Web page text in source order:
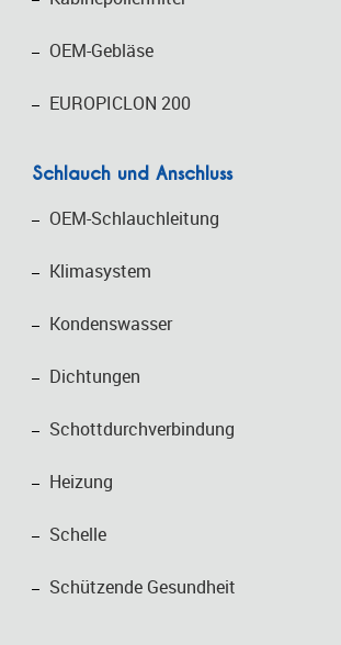
OEM-Gebläse
EUROPICLON 200
Schlauch und Anschluss
OEM-Schlauchleitung
Klimasystem
Kondenswasser
Dichtungen
Schottdurchverbindung
Heizung
Schelle
Schützende Gesundheit